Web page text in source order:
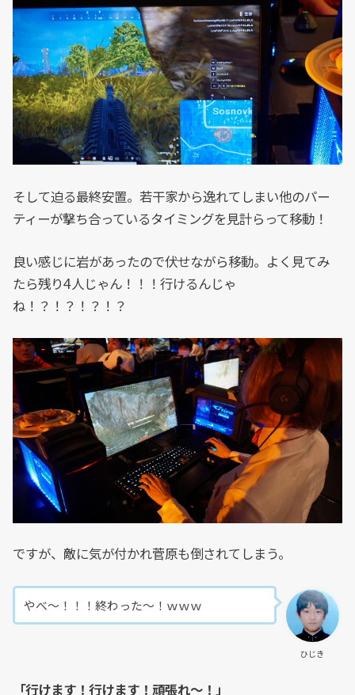
そして迫る最終安置。若干家から逸れてしまい他のパー
ティーが撃ち合っているタイミングを見計らって移動！
良い感じに岩があったので伏せながら移動。よく見てみ
たら残り4人じゃん！！！行けるんじゃ
ね！？！？！？！？
ですが、敵に気が付かれ菅原も倒されてしまう。
ひじき
やべ～！！！終わった～！ｗｗｗ
「行けます！行けます！頑張れ～！」